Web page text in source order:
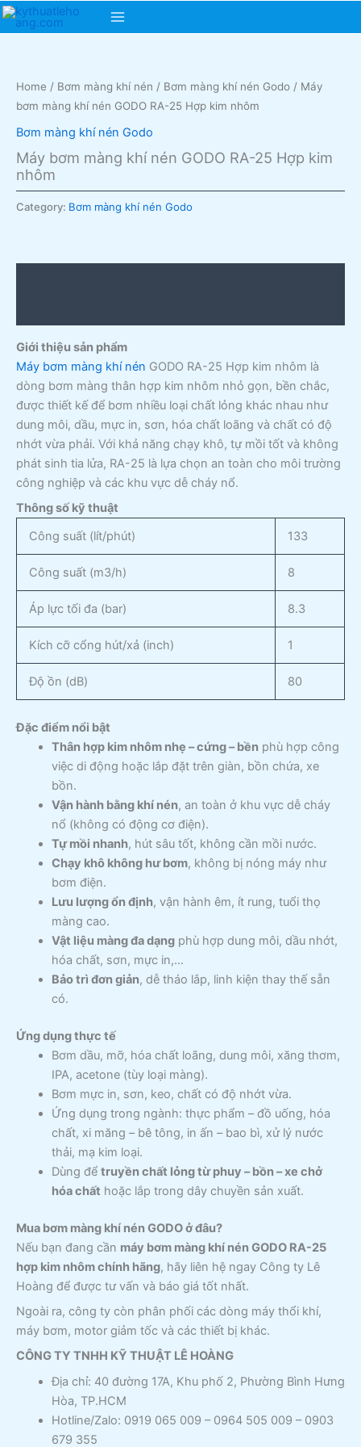
Skip
Main
Home / Bơm màng khí nén / Bơm màng khí nén Godo / Máy
bơm màng khí nén GODO RA-25 Hợp kim nhôm
Bơm màng khí nén Godo
Máy bơm màng khí nén GODO RA-25 Hợp kim
nhôm
Category: Bơm màng khí nén Godo
Giới thiệu sản phẩm
Máy bơm màng khí nén GODO RA-25 Hợp kim nhôm là
dòng bơm màng thân hợp kim nhôm nhỏ gọn, bền chắc,
được thiết kế để bơm nhiều loại chất lỏng khác nhau như
dung môi, dầu, mực in, sơn, hóa chất loãng và chất có độ
nhớt vừa phải. Với khả năng chạy khô, tự mồi tốt và không
phát sinh tia lửa, RA-25 là lựa chọn an toàn cho môi trường
công nghiệp và các khu vực dễ cháy nổ.
Thông số kỹ thuật
Công suất (lít/phút)
133
Công suất (m3/h) 8
Áp lực tối đa (bar) 8.3
Kích cỡ cổng hút/xả (inch) 1
Độ ồn (dB) 80
Đặc điểm nổi bật
Thân hợp kim nhôm nhẹ – cứng – bềnphù hợp công
việc di động hoặc lắp đặt trên giàn, bồn chứa, xe
bồn.
Vận hành bằng khí nén, an toàn ở khu vực dễ cháy
nổ (không có động cơ điện).
Tự mồi nhanh, hút sâu tốt, không cần mồi nước.
Chạy khô không hư bơm, không bị nóng máy như
bơm điện.
Lưu lượng ổn định, vận hành êm, ít rung, tuổi thọ
màng cao.
Vật liệu màng đa dạngphù hợp dung môi, dầu nhớt,
hóa chất, sơn, mực in,…
Bảo trì đơn giản, dễ tháo lắp, linh kiện thay thế sẵn
có.
Ứng dụng thực tế
Bơm dầu, mỡ, hóa chất loãng, dung môi, xăng thơm,
IPA, acetone (tùy loại màng).
Bơm mực in, sơn, keo, chất có độ nhớt vừa.
Ứng dụng trong ngành: thực phẩm – đồ uống, hóa
chất, xi măng – bê tông, in ấn – bao bì, xử lý nước
thải, mạ kim loại.
Dùng để truyền chất lỏng từ phuy – bồn – xe chở
hóa chất hoặc lắp trong dây chuyền sản xuất.
Mua bơm màng khí nén GODO ở đâu?
Nếu bạn đang cần máy bơm màng khí nén GODO RA-25
hợp kim nhôm chính hãng, hãy liên hệ ngay Công ty Lê
Hoàng để được tư vấn và báo giá tốt nhất.
Ngoài ra, công ty còn phân phối các dòng máy thổi khí,
máy bơm, motor giảm tốc và các thiết bị khác.
CÔNG TY TNHH KỸ THUẬT LÊ HOÀNG
Địa chỉ: 40 đường 17A, Khu phố 2, Phường Bình Hưng
Hòa, TP.HCM
Hotline/Zalo: 0919 065 009 – 0964 505 009 – 0903
679 355